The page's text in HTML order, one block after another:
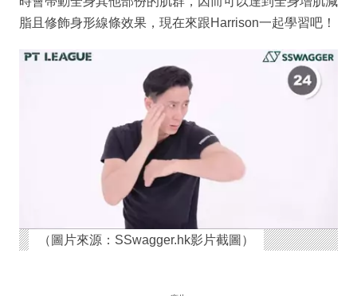
脂且修飾身形線條效果，現在來跟Harrison一起學習吧！
（圖片來源：SSwagger.hk影片截圖）